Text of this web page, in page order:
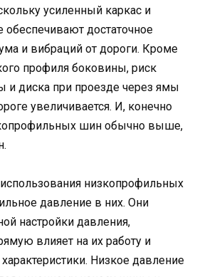
усиленный каркас и
обеспечивают достаточное
и вибраций от дороги. Кроме
профиля боковины, риск
диска при проезде через ямы
увеличивается. И, конечно
шин обычно выше,
низкопрофильных
давление в них. Они
настройки давления,
влияет на их работу и
Низкое давление